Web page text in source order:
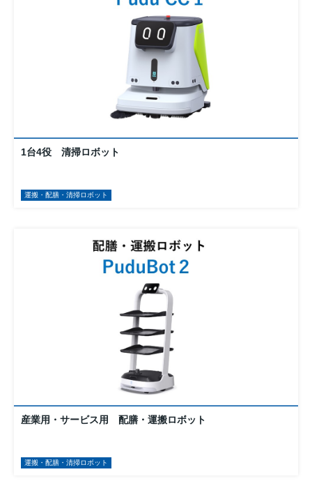
1台4役 清掃ロボット
運搬・配膳・清掃ロボット
産業用・サービス用 配膳・運搬ロボット
運搬・配膳・清掃ロボット